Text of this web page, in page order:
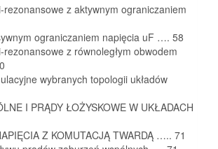
rezonansowe z aktywnym ograniczaniem
ograniczaniem napięcia uF …. 58
rezonansowe z równoległym obwodem
wybranych topologii układów
I PRĄDY ŁOŻYSKOWE W UKŁADACH
Z KOMUTACJĄ TWARDĄ ….. 71